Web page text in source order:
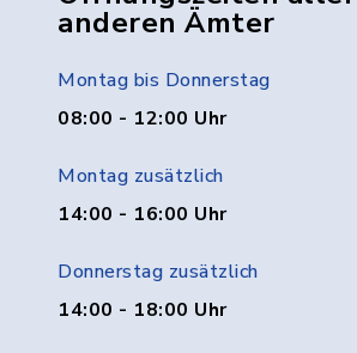
anderen Ämter
Montag bis Donnerstag
08:00 - 12:00 Uhr
Montag zusätzlich
14:00 - 16:00 Uhr
Donnerstag zusätzlich
14:00 - 18:00 Uhr